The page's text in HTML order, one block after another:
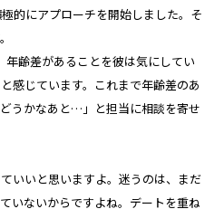
的にアプローチを開始しました。そ
齢差があることを彼は気にしてい
感じています。これまで年齢差のあ
うかなあと…」と担当に相談を寄せ
いいと思いますよ。迷うのは、まだ
いないからですよね。デートを重ね